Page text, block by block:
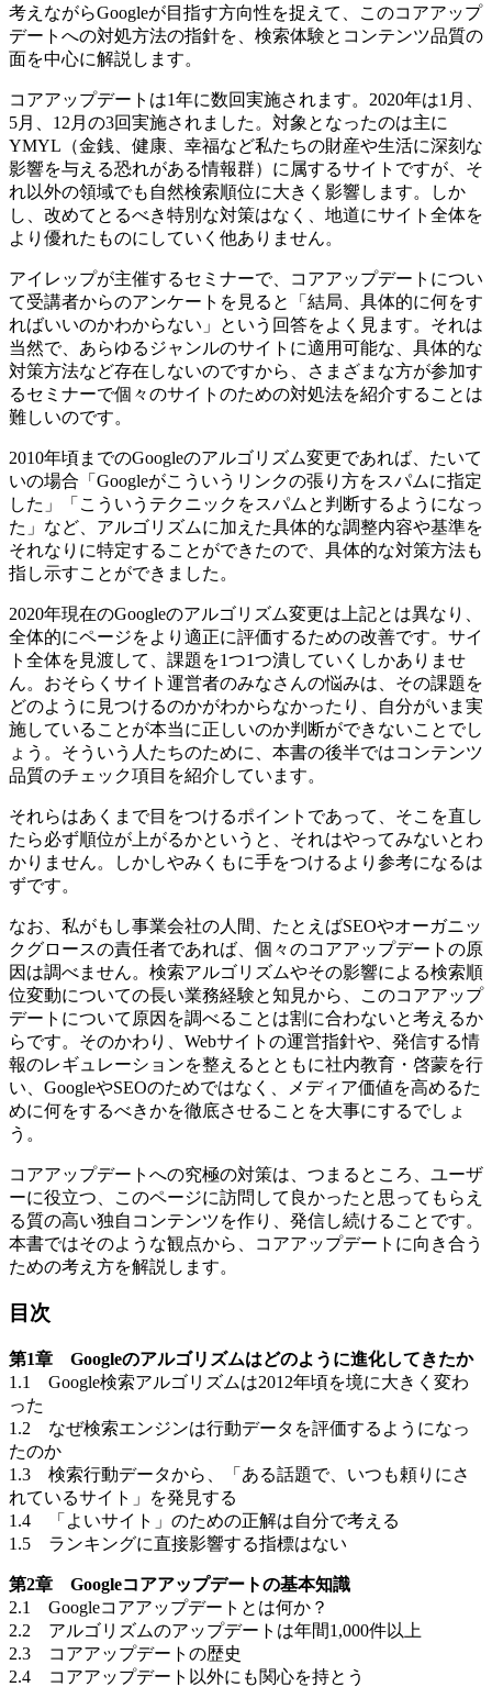
考えながらGoogleが目指す方向性を捉えて、このコアアップ
デートへの対処方法の指針を、検索体験とコンテンツ品質の
面を中心に解説します。
コアアップデートは1年に数回実施されます。2020年は1月、
5月、12月の3回実施されました。対象となったのは主に
YMYL（金銭、健康、幸福など私たちの財産や生活に深刻な
影響を与える恐れがある情報群）に属するサイトですが、そ
れ以外の領域でも自然検索順位に大きく影響します。しか
し、改めてとるべき特別な対策はなく、地道にサイト全体を
より優れたものにしていく他ありません。
アイレップが主催するセミナーで、コアアップデートについ
て受講者からのアンケートを見ると「結局、具体的に何をす
ればいいのかわからない」という回答をよく見ます。それは
当然で、あらゆるジャンルのサイトに適用可能な、具体的な
対策方法など存在しないのですから、さまざまな方が参加す
るセミナーで個々のサイトのための対処法を紹介することは
難しいのです。
2010年頃までのGoogleのアルゴリズム変更であれば、たいて
いの場合「Googleがこういうリンクの張り方をスパムに指定
した」「こういうテクニックをスパムと判断するようになっ
た」など、アルゴリズムに加えた具体的な調整内容や基準を
それなりに特定することができたので、具体的な対策方法も
指し示すことができました。
2020年現在のGoogleのアルゴリズム変更は上記とは異なり、
全体的にページをより適正に評価するための改善です。サイ
ト全体を見渡して、課題を1つ1つ潰していくしかありませ
ん。おそらくサイト運営者のみなさんの悩みは、その課題を
どのように見つけるのかがわからなかったり、自分がいま実
施していることが本当に正しいのか判断ができないことでし
ょう。そういう人たちのために、本書の後半ではコンテンツ
品質のチェック項目を紹介しています。
それらはあくまで目をつけるポイントであって、そこを直し
たら必ず順位が上がるかというと、それはやってみないとわ
かりません。しかしやみくもに手をつけるより参考になるは
ずです。
なお、私がもし事業会社の人間、たとえばSEOやオーガニッ
クグロースの責任者であれば、個々のコアアップデートの原
因は調べません。検索アルゴリズムやその影響による検索順
位変動についての長い業務経験と知見から、このコアアップ
デートについて原因を調べることは割に合わないと考えるか
らです。そのかわり、Webサイトの運営指針や、発信する情
報のレギュレーションを整えるとともに社内教育・啓蒙を行
い、GoogleやSEOのためではなく、メディア価値を高めるた
めに何をするべきかを徹底させることを大事にするでしょ
う。
コアアップデートへの究極の対策は、つまるところ、ユーザ
ーに役立つ、このページに訪問して良かったと思ってもらえ
る質の高い独自コンテンツを作り、発信し続けることです。
本書ではそのような観点から、コアアップデートに向き合う
ための考え方を解説します。
目次
第1章 Googleのアルゴリズムはどのように進化してきたか
1.1 Google検索アルゴリズムは2012年頃を境に大きく変わ
った
1.2 なぜ検索エンジンは行動データを評価するようになっ
たのか
1.3 検索行動データから、「ある話題で、いつも頼りにさ
れているサイト」を発見する
1.4 「よいサイト」のための正解は自分で考える
1.5 ランキングに直接影響する指標はない
第2章 Googleコアアップデートの基本知識
2.1 Googleコアアップデートとは何か？
2.2 アルゴリズムのアップデートは年間1,000件以上
2.3 コアアップデートの歴史
2.4 コアアップデート以外にも関心を持とう